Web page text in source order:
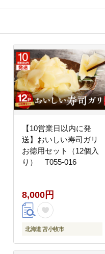
【10営業日以内に発
送】おいしい寿司ガリ
お徳用セット（12個入
り） T055-016
8,000円
北海道 苫小牧市